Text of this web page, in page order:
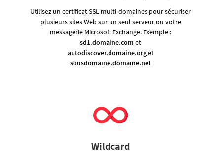
Utilisez un certificat SSL multi-domaines pour sécuriser
plusieurs sites Web sur un seul serveur ou votre
messagerie Microsoft Exchange. Exemple :
sd1.domaine.com et
autodiscover.domaine.orget
sousdomaine.domaine.net
Wildcard